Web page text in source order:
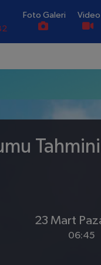
Foto Galeri Video
Tahmini
23 Mart
06:45